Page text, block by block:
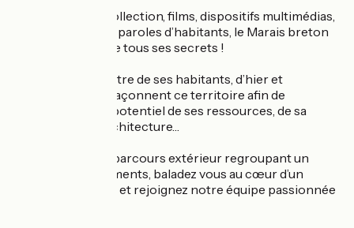
Entre objets de collection, films, dispositifs multimédias,
parcours enfants, paroles d’habitants, le Marais breton
vendéen vous livre tous ses secrets !
Partez à la rencontre de ses habitants, d’hier et
d’aujourd’hui, qui façonnent ce territoire afin de
découvrir tout le potentiel de ses ressources, de sa
culture, de son architecture…
Tout au long d’un parcours extérieur regroupant un
ensemble de bâtiments, baladez vous au cœur d’un
paysage préservé, et rejoignez notre équipe passionnée